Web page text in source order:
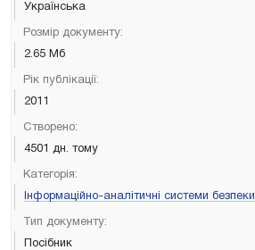
Українська
Розмір документу:
2.65 Мб
Рік публікації:
2011
Створено:
4501 дн. тому
Категорія:
Інформаційно-аналітичні системи безпеки
Тип документу:
Посібник